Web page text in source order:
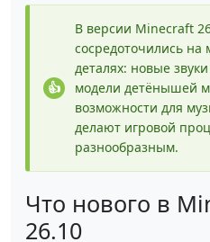
В версии Minecraft
сосредоточились
деталях: новые
модели детёнышей
возможности для
делают игровой
разнообразным.
Что нового в
26.10